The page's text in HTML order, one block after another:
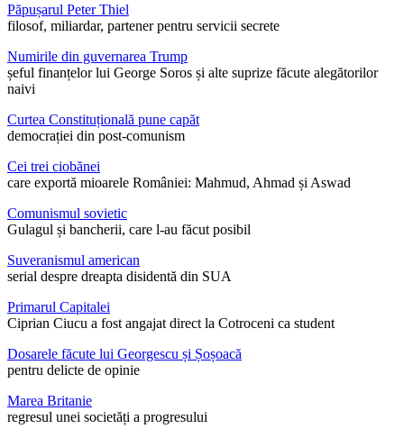
Păpușarul Peter Thiel
filosof, miliardar, partener pentru servicii secrete
Numirile din guvernarea Trump
șeful finanțelor lui George Soros și alte suprize făcute alegătorilor
naivi
Curtea Constituțională pune capăt
democrației din post-comunism
Cei trei ciobănei
care exportă mioarele României: Mahmud, Ahmad și Aswad
Comunismul sovietic
Gulagul și bancherii, care l-au făcut posibil
Suveranismul american
serial despre dreapta disidentă din SUA
Primarul Capitalei
Ciprian Ciucu a fost angajat direct la Cotroceni ca student
Dosarele făcute lui Georgescu și Șoșoacă
pentru delicte de opinie
Marea Britanie
regresul unei societăți a progresului